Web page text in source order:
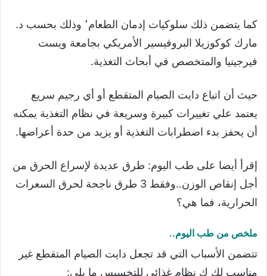
كما يتضمن ذلك سلوكيات إدمان الطعام٬ وذلك بحسب د.
مارك كوكوزيلا البروفيسير الأمريكي بجامعة ويست
فيرجينيا والمتخصص في أبحاث التغذية.
حيث أن اتباع دايت الصيام المتقطع أو أي رجيم سريع
يعتمد علي تغييرات كبيرة وسريعة في نظام التغذية يمكنه
أن يحفز بدء اضطرابات التغذية أو يزيد من حدة أعراضها.
إقرأ أيضا على طب اليوم: طرق عديدة لإسراع الحرق من
أجل إنقاص الوزن..وفقط 3 طرق ناجحة لحرق السعرات
الحرارية، فما هي؟
ملخص من طب اليوم..
تتضمن الأسباب التي قد تجعل دايت الصيام المتقطع غير
مناسب لك ك نظام غذائي للتخسيس ما يلي: